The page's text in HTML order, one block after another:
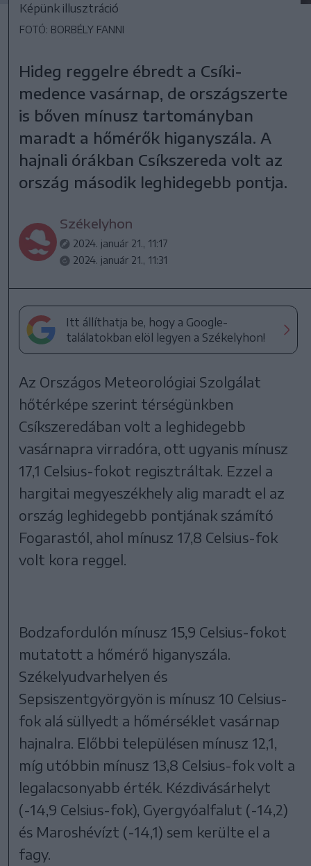
Képünk illusztráció
FOTÓ: BORBÉLY FANNI
Hideg reggelre ébredt a Csíki-
medence vasárnap, de országszerte
is bőven mínusz tartományban
maradt a hőmérők higanyszála. A
hajnali órákban Csíkszereda volt az
ország második leghidegebb pontja.
Székelyhon
2024. január 21., 11:17
2024. január 21., 11:31
Itt állíthatja be, hogy a Google-
találatokban elöl legyen a Székelyhon!
Az Országos Meteorológiai Szolgálat
hőtérképe szerint térségünkben
Csíkszeredában volt a leghidegebb
vasárnapra virradóra, ott ugyanis mínusz
17,1 Celsius-fokot regisztráltak. Ezzel a
hargitai megyeszékhely alig maradt el az
ország leghidegebb pontjának számító
Fogarastól, ahol mínusz 17,8 Celsius-fok
volt kora reggel.
Bodzafordulón mínusz 15,9 Celsius-fokot
mutatott a hőmérő higanyszála.
Székelyudvarhelyen és
Sepsiszentgyörgyön is mínusz 10 Celsius-
fok alá süllyedt a hőmérséklet vasárnap
hajnalra. Előbbi településen mínusz 12,1,
míg utóbbin mínusz 13,8 Celsius-fok volt a
legalacsonyabb érték. Kézdivásárhelyt
(-14,9 Celsius-fok), Gyergyóalfalut (-14,2)
és Maroshévízt (-14,1) sem kerülte el a
fagy.